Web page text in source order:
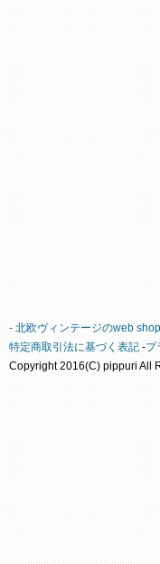
- 北欧ヴィンテージのweb
特定商取引法に基づく表記 -プ
Copyright 2016(C) pippuri All